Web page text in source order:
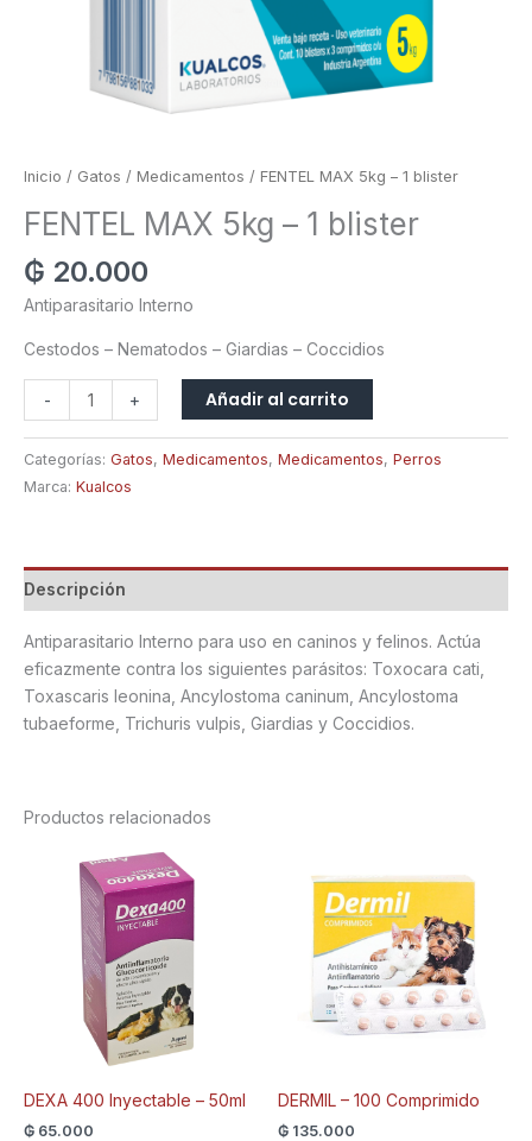
Inicio / Gatos / Medicamentos / FENTEL MAX 5kg – 1 blister
FENTEL MAX 5kg – 1 blister
₲ 20.000
Antiparasitario Interno
Cestodos – Nematodos – Giardias – Coccidios
- + Añadir al carrito
Categorías: Gatos, Medicamentos, Medicamentos, Perros
Marca: Kualcos
Descripción
Antiparasitario Interno para uso en caninos y felinos. Actúa
eficazmente contra los siguientes parásitos: Toxocara cati,
Toxascaris leonina, Ancylostoma caninum, Ancylostoma
tubaeforme, Trichuris vulpis, Giardias y Coccidios.
Productos relacionados
DEXA 400 Inyectable – 50ml
₲ 65.000
DERMIL – 100 Comprimido
₲ 135.000